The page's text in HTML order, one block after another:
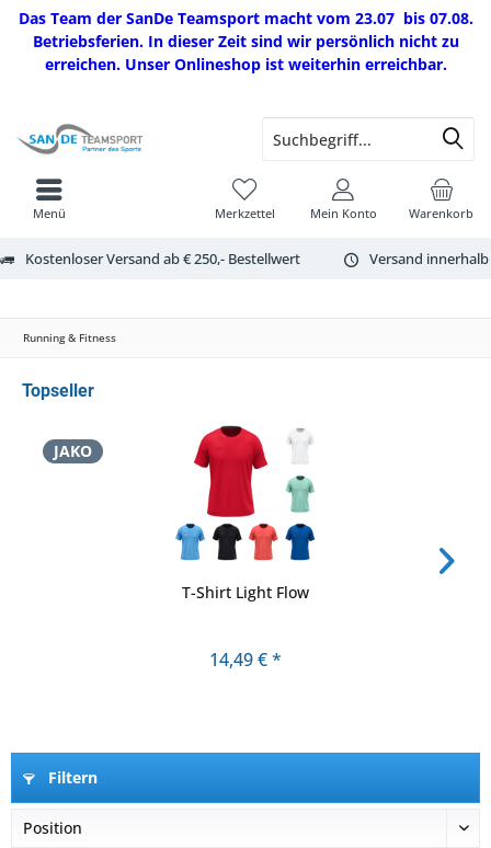
Das Team der SanDe Teamsport macht vom 23.07 bis 07.08.
Betriebsferien. In dieser Zeit sind wir persönlich nicht zu
erreichen. Unser Onlineshop ist weiterhin erreichbar.
Kostenloser Versand ab € 250,- Bestellwert Versand
Warenkorb
Merkzettel Mein Konto
Menü
Running & Fitness
Topseller
JAKO
T-Shirt Light Flow
14,49 € *
Filtern